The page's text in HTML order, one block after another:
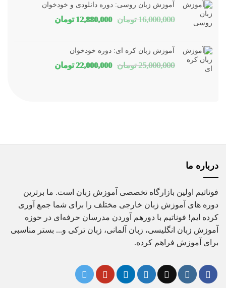
بود.
است.
آموزش زبان روسی: دوره دانلودی و خودخوان
16,000,000 تومان قیمت
بود.
12,880,000 تومانقیمت
آموزش زبان کره ای: دوره خودخوان
25,000,000 تومان قیمت
22,000,000 تومانقیمت
درباره ما
فوناتیم اولین بازارگاه تخصصی آموزش زبان است. ما برترین
دوره های آموزش زبان خارجی مختلف را برای شما جمع آوری
کرده ایم! فوناتیم با دورهم آوردن مدرسان حرفه‌ای در حوزه
آموزش زبان انگلیسی، زبان آلمانی، زبان ترکی و... بستر مناسبی
برای آموزش فراهم کرده.